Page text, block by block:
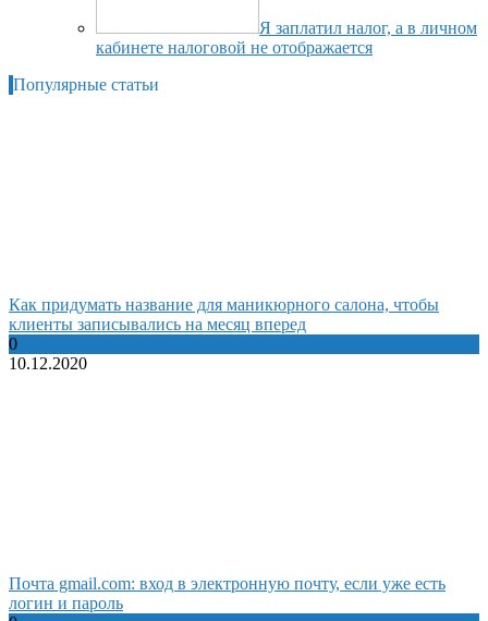
Я заплатил налог, а в личном
кабинете налоговой не отображается
Популярные статьи
Как придумать название для маникюрного салона, чтобы
клиенты записывались на месяц вперед
0
10.12.2020
Почта gmail.com: вход в электронную почту, если уже есть
логин и пароль